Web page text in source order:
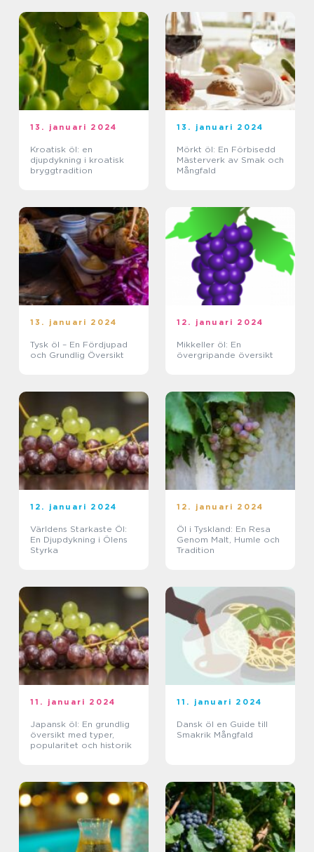
13. januari 2024
Kroatisk öl: en
djupdykning i kroatisk
bryggtradition
13. januari 2024
Mörkt öl: En Förbisedd
Mästerverk av Smak och
Mångfald
13. januari 2024
Tysk öl – En Fördjupad
och Grundlig Översikt
12. januari 2024
Mikkeller öl: En
övergripande översikt
12. januari 2024
Världens Starkaste Öl:
En Djupdykning i Ölens
Styrka
12. januari 2024
Öl i Tyskland: En Resa
Genom Malt, Humle och
Tradition
11. januari 2024
Japansk öl: En grundlig
översikt med typer,
popularitet och historik
11. januari 2024
Dansk öl en Guide till
Smakrik Mångfald